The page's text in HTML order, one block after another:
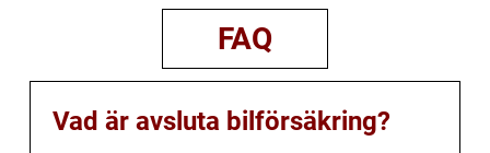
FAQ
Vad är avsluta bilförsäkring?